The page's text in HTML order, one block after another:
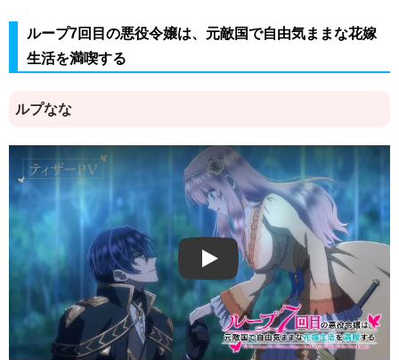
ループ7回目の悪役令嬢は、元敵国で自由気ままな花嫁
生活を満喫する
ルプなな
Play